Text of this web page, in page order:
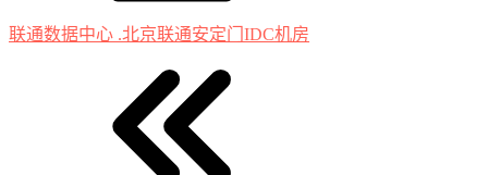
联通数据中心 .北京联通安定门IDC机房